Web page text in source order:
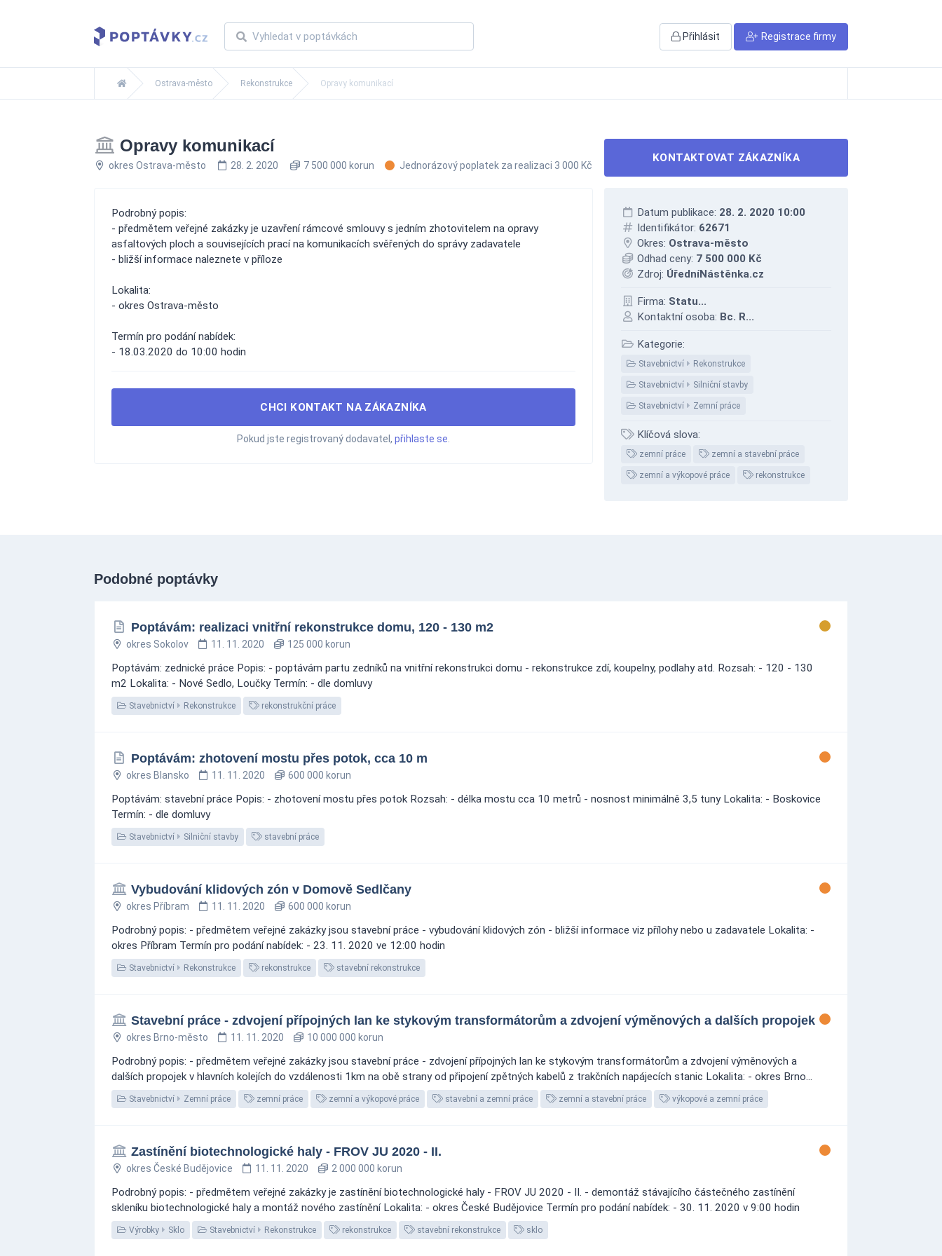
Přihlásit Registrace firmy
Ostrava-město Rekonstrukce Opravy komunikací
Opravy komunikací
okres Ostrava-město 28. 2. 2020 7 500 000 korun Jednorázový poplatek za realizaci 3 000 Kč
KONTAKTOVAT ZÁKAZNÍKA
Podrobný popis:
- předmětem veřejné zakázky je uzavření rámcové smlouvy s jedním zhotovitelem na opravy
asfaltových ploch a souvisejících prací na komunikacích svěřených do správy zadavatele
- bližší informace naleznete v příloze
Lokalita:
- okres Ostrava-město
Termín pro podání nabídek:
- 18.03.2020 do 10:00 hodin
CHCI KONTAKT NA ZÁKAZNÍKA
Pokud jste registrovaný dodavatel, přihlaste se
Datum publikace: 28. 2. 2020 10:00
Identifikátor: 62671
Okres: Ostrava-město
Odhad ceny: 7 500 000 Kč
Zdroj: ÚředníNástěnka.cz
Firma: Statu...
Kontaktní osoba: Bc. R...
Kategorie:
Stavebnictví Rekonstrukce
Stavebnictví Silniční stavby
Stavebnictví Zemní práce
Klíčová slova:
zemní práce zemní a stavební práce
zemní a výkopové práce rekonstrukce
Podobné poptávky
Poptávám: realizaci vnitřní rekonstrukce domu, 120 - 130 m2
okres Sokolov 11. 11. 2020 125 000 korun
Poptávám: zednické práce Popis: - poptávám partu zedníků na vnitřní rekonstrukci domu - rekonstrukce zdí, koupelny, podlahy atd. Rozsah: - 120 - 130
m2 Lokalita: - Nové Sedlo, Loučky Termín: - dle domluvy
Stavebnictví Rekonstrukce rekonstrukční práce
Poptávám: zhotovení mostu přes potok, cca 10 m
okres Blansko 11. 11. 2020 600 000 korun
Poptávám: stavební práce Popis: - zhotovení mostu přes potok Rozsah: - délka mostu cca 10 metrů - nosnost minimálně 3,5 tuny Lokalita: - Boskovice
Termín: - dle domluvy
Stavebnictví Silniční stavby stavební práce
Vybudování klidových zón v Domově Sedlčany
okres Příbram 11. 11. 2020 600 000 korun
Podrobný popis: - předmětem veřejné zakázky jsou stavební práce - vybudování klidových zón - bližší informace viz přílohy nebo u zadavatele Lokalita: -
okres Příbram Termín pro podání nabídek: - 23. 11. 2020 ve 12:00 hodin
Stavebnictví Rekonstrukce rekonstrukce stavební rekonstrukce
Stavební práce - zdvojení přípojných lan ke stykovým transformátorům a zdvojení výměnových a dalších propojek
okres Brno-město 11. 11. 2020 10 000 000 korun
Podrobný popis: - předmětem veřejné zakázky jsou stavební práce - zdvojení přípojných lan ke stykovým transformátorům a zdvojení výměnových a
dalších propojek v hlavních kolejích do vzdálenosti 1km na obě strany od připojení zpětných kabelů z trakčních napájecích stanic Lokalita: - okres Brno...
Stavebnictví Zemní práce zemní práce zemní a výkopové práce stavební a zemní práce zemní a stavební práce výkopové a zemní práce
Zastínění biotechnologické haly - FROV JU 2020 - II.
okres České Budějovice 11. 11. 2020 2 000 000 korun
Podrobný popis: - předmětem veřejné zakázky je zastínění biotechnologické haly - FROV JU 2020 - II. - demontáž stávajícího částečného zastínění
skleníku biotechnologické haly a montáž nového zastínění Lokalita: - okres České Budějovice Termín pro podání nabídek: - 30. 11. 2020 v 9:00 hodin
Výrobky Sklo Stavebnictví Rekonstrukce rekonstrukce stavební rekonstrukce sklo